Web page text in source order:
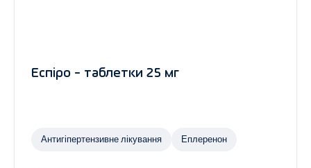
Еспіро - таблетки 25 мг
Антигіпертензивне лікування Еплеренон